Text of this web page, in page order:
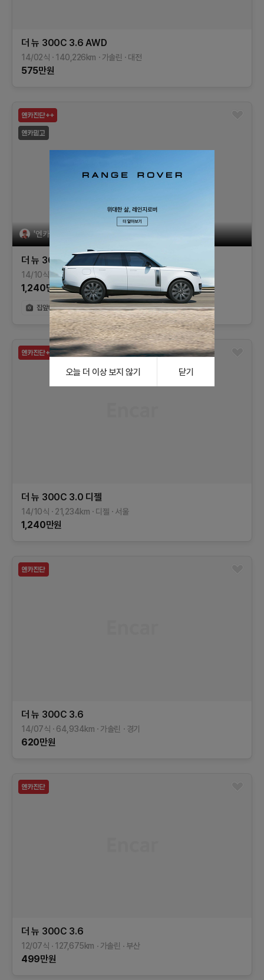
더 뉴 300C 3.6 AWD
14/02식 140,226km 가솔린 대전
575만원
'엔카믿고'는 엔카가 '상담, 계약, 환불'을 제공합니다
더 뉴 300C 3.0 디젤
14/10식 21,234 km 디젤 서울
1,240만원
더 뉴 300C 3.0 디젤
14/10식 21,234km 디젤 서울
1,240만원
더 뉴 300C 3.6
14/07식 64,934km 가솔린 경기
620만원
더 뉴 300C 3.6
12/07식 127,675km 가솔린 부산
499만원
오늘 더 이상 보지 않기 닫기